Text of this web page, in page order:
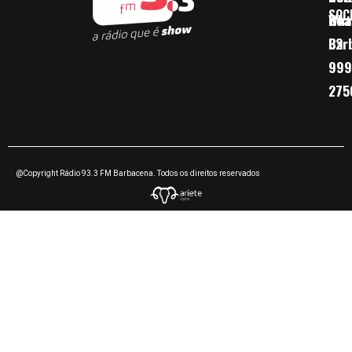
32
@Copyright Rádio 93.3 FM Barbacena. Todos os direitos reservados